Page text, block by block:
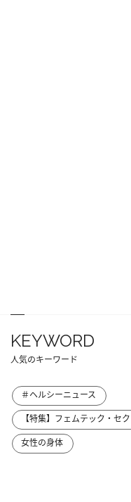
KEYWORD
人気のキーワード
＃ヘルシーニュース
【特集】フェムテック・セ
女性の身体